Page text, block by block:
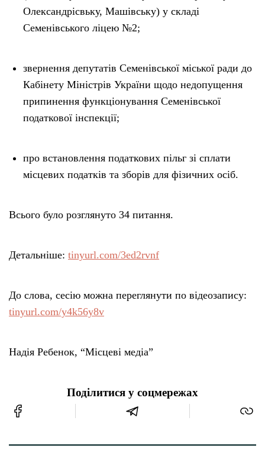
Олександрісвьку, Машівську) у складі
Семенівського ліцею №2;
звернення депутатів Семенівської міської ради до
Кабінету Міністрів України щодо недопущення
припинення функціонування Семенівської
податкової інспекції;
про встановлення податкових пільг зі сплати
місцевих податків та зборів для фізичних осіб.
Всього було розглянуто 34 питання.
Детальніше: tinyurl.com/3ed2rvnf
До слова, сесію можна переглянути по відеозапису:
tinyurl.com/y4k56y8v
Надія Ребенок, “Місцеві медіа”
Поділитися у соцмережах